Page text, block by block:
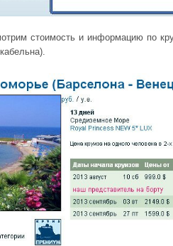
стоимость и информацию по